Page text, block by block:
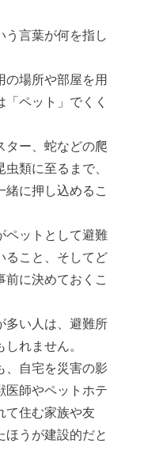
言葉が何を指し
場所や部屋を用
ペット」でくく
ー、蛇などの爬
類に至るまで、
緒に押し込めるこ
ットとして避難
ること、そしてど
前に決めておくこ
い人は、避難所
れません。
自宅を災害の影
医師やペットホテ
て住む家族や友
ほうが建設的だと